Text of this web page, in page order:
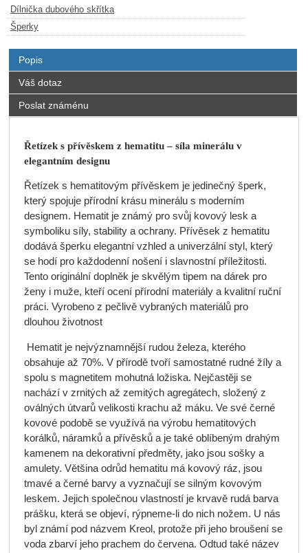
Dílnička dubového skřítka
Šperky
Popis
Váš dotaz
Poslat známénu
Řetízek s přívěskem z hematitu – síla minerálu v
elegantním designu
Řetízek s hematitovým přívěskem je jedinečný šperk,
který spojuje přírodní krásu minerálu s moderním
designem. Hematit je známý pro svůj kovový lesk a
symboliku síly, stability a ochrany. Přívěsek z hematitu
dodává šperku elegantní vzhled a univerzální styl, který
se hodí pro každodenní nošení i slavnostní příležitosti.
Tento originální doplněk je skvělým tipem na dárek pro
ženy i muže, kteří ocení přírodní materiály a kvalitní ruční
práci. Vyrobeno z pečlivě vybraných materiálů pro
dlouhou životnost
Hematit je nejvýznamnější rudou železa, kterého
obsahuje až 70%. V přírodě tvoří samostatné rudné žíly a
spolu s magnetitem mohutná ložiska. Nejčastěji se
nachází v zrnitých až zemitých agregátech, složený z
oválných útvarů velikosti krachu až máku. Ve své černé
kovové podobě se využívá na výrobu hematitových
korálků, náramků a přívěsků a je také oblíbeným drahým
kamenem na dekorativní předměty, jako jsou sošky a
amulety. Většina odrůd hematitu má kovový ráz, jsou
tmavé a černé barvy a vyznačují se silným kovovým
leskem. Jejich společnou vlastností je krvavě rudá barva
prášku, která se objeví, rýpneme-li do nich nožem. U nás
byl známí pod názvem Kreol, protože při jeho broušení se
voda zbarví jeho prachem do červena. Odtud také název